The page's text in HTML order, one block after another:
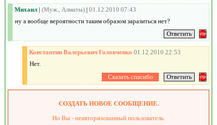
Михаил | (Муж., Алматы) | 01.12.2010 07:43
ну а вообще вероятности таким образом заразиться нет?
Константин Валерьевич Головченко 01.12.2010 22:53
Нет.
СОЗДАТЬ НОВОЕ СООБЩЕНИЕ.
Но Вы - неавторизованный пользователь.